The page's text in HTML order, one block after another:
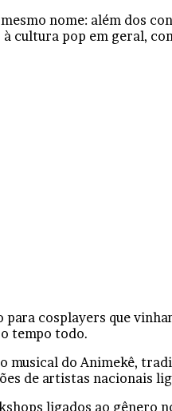
nome: além dos
cultura pop em geral,
cosplayers que
tempo todo.
musical do Animekê,
de artistas nacionais
ligados ao gênero